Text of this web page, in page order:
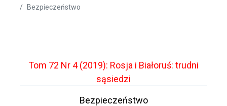
Bezpieczeństwo
Tom 72 Nr 4 (2019): Rosja i Białoruś: trudni
sąsiedzi
Bezpieczeństwo